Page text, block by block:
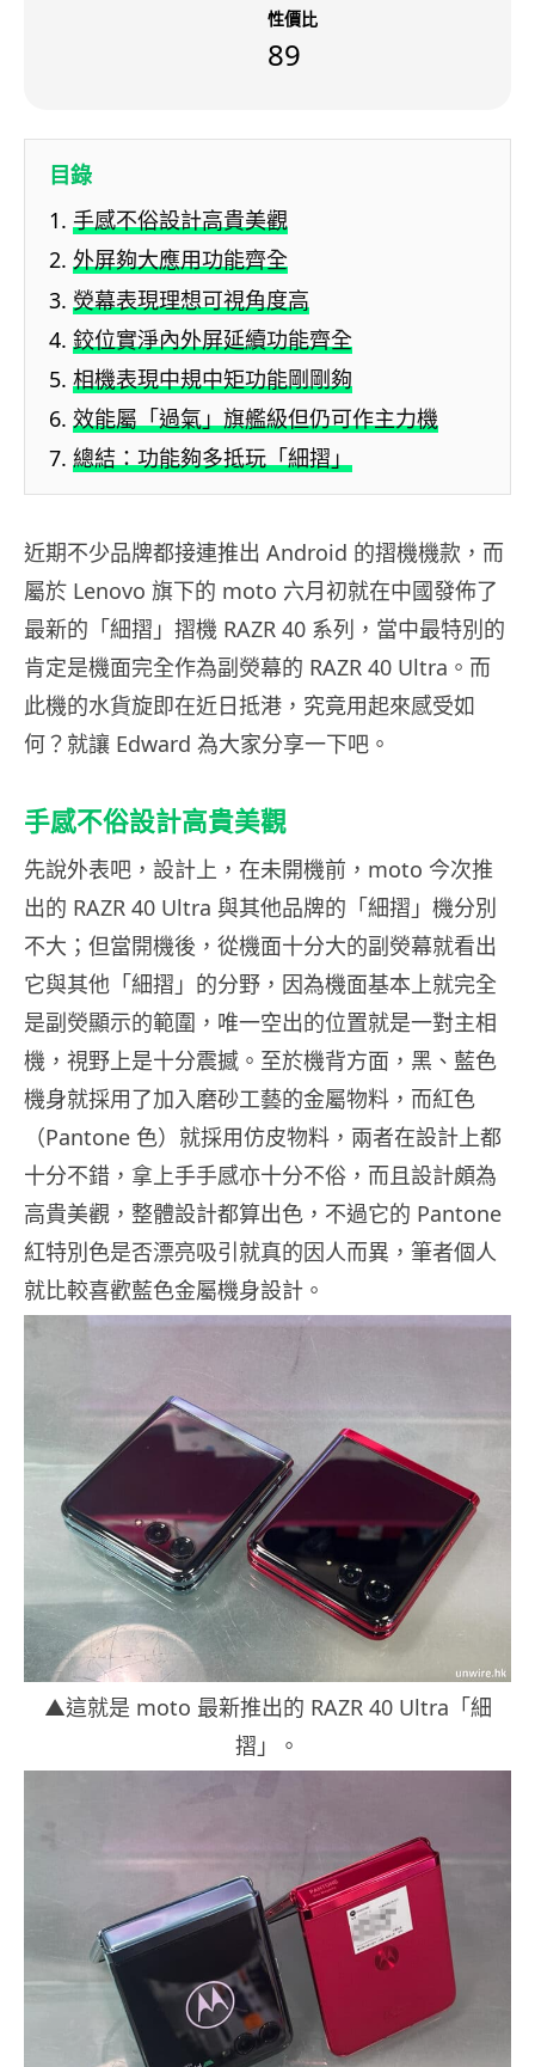
性價比
89
目錄
手感不俗設計高貴美觀
外屏夠大應用功能齊全
熒幕表現理想可視角度高
鉸位實淨內外屏延續功能齊全
相機表現中規中矩功能剛剛夠
效能屬「過氣」旗艦級但仍可作主力機
總結：功能夠多抵玩「細摺」
近期不少品牌都接連推出 Android 的摺機機款，而
屬於 Lenovo 旗下的 moto 六月初就在中國發佈了
最新的「細摺」摺機 RAZR 40 系列，當中最特別的
肯定是機面完全作為副熒幕的 RAZR 40 Ultra。而
此機的水貨旋即在近日抵港，究竟用起來感受如
何？就讓 Edward 為大家分享一下吧。
手感不俗設計高貴美觀
先說外表吧，設計上，在未開機前，moto 今次推
出的 RAZR 40 Ultra 與其他品牌的「細摺」機分別
不大；但當開機後，從機面十分大的副熒幕就看出
它與其他「細摺」的分野，因為機面基本上就完全
是副熒顯示的範圍，唯一空出的位置就是一對主相
機，視野上是十分震撼。至於機背方面，黑、藍色
機身就採用了加入磨砂工藝的金屬物料，而紅色
（Pantone 色）就採用仿皮物料，兩者在設計上都
十分不錯，拿上手手感亦十分不俗，而且設計頗為
高貴美觀，整體設計都算出色，不過它的 Pantone
紅特別色是否漂亮吸引就真的因人而異，筆者個人
就比較喜歡藍色金屬機身設計。
▲這就是 moto 最新推出的 RAZR 40 Ultra「細
摺」。